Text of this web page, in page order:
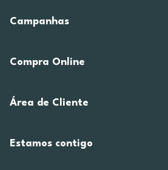
Campanhas
Compra Online
Área de Cliente
Estamos contigo